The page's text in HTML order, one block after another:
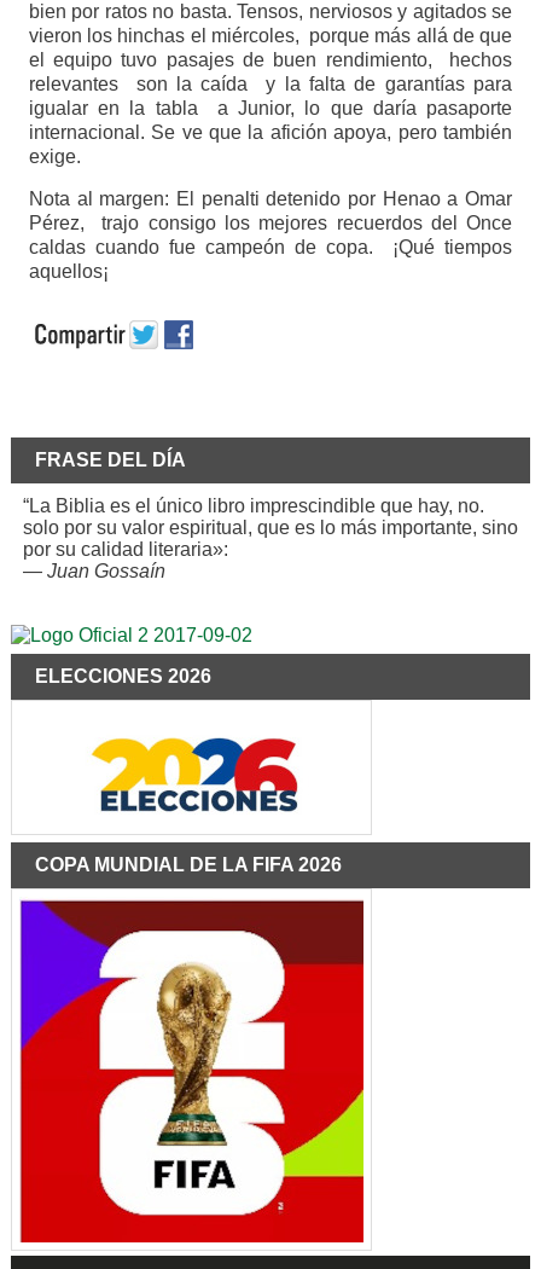
bien por ratos no basta. Tensos, nerviosos y agitados se
vieron los hinchas el miércoles, porque más allá de que
el equipo tuvo pasajes de buen rendimiento, hechos
relevantes son la caída y la falta de garantías para
igualar en la tabla a Junior, lo que daría pasaporte
internacional. Se ve que la afición apoya, pero también
exige.
Nota al margen: El penalti detenido por Henao a Omar
Pérez, trajo consigo los mejores recuerdos del Once
caldas cuando fue campeón de copa. ¡Qué tiempos
aquellos¡
FRASE DEL DÍA
“La Biblia es el único libro imprescindible que hay, no.
solo por su valor espiritual, que es lo más importante, sino
por su calidad literaria»:
— Juan Gossaín
ELECCIONES 2026
COPA MUNDIAL DE LA FIFA 2026